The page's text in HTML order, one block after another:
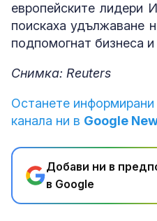
европейските лидери
поискаха удължаване
подпомогнат бизнеса
Снимка: Reuters
Останете
канала ни в Google
Добави ни в
в Google